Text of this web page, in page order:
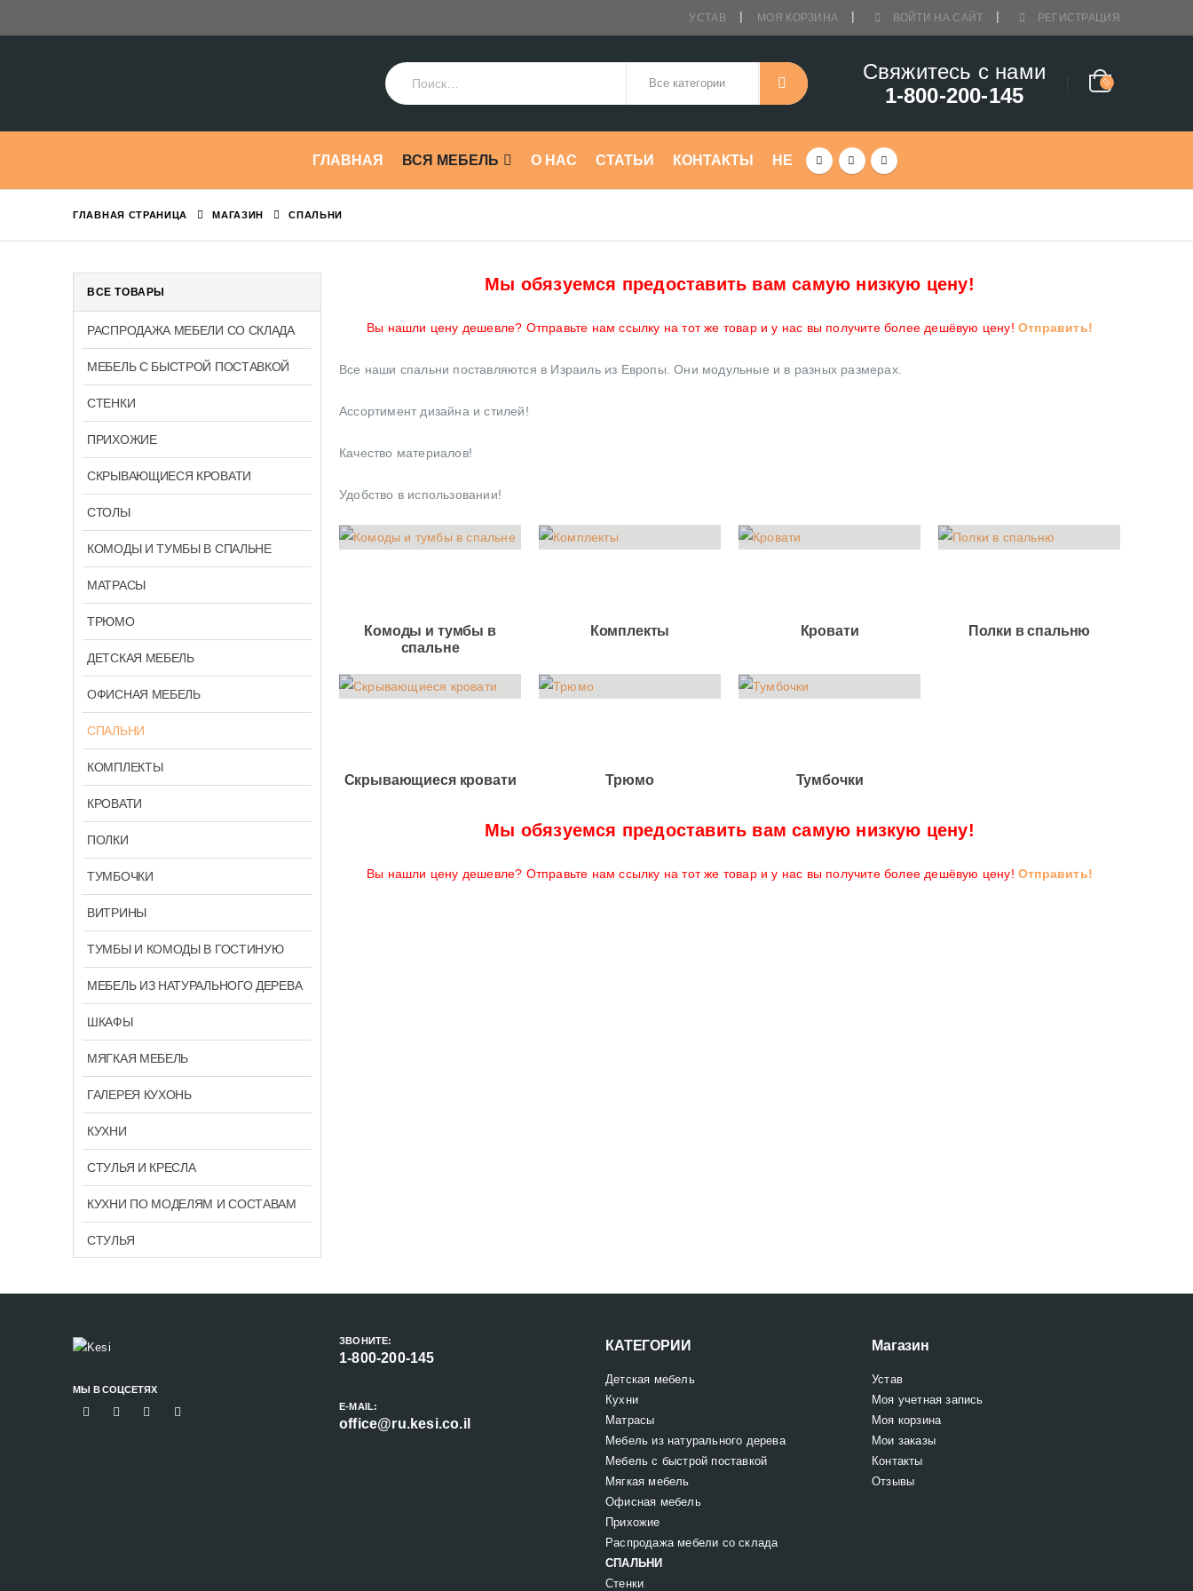
УСТАВ МОЯ КОРЗИНА ВОЙТИ НА САЙТ РЕГИСТРАЦИЯ
Свяжитесь с нами
1-800-200-145
ГЛАВНАЯ ВСЯ МЕБЕЛЬ О НАС СТАТЬИ КОНТАКТЫ HE
ГЛАВНАЯ СТРАНИЦА МАГАЗИН СПАЛЬНИ
Мы обязуемся предоставить вам самую низкую цену!
Вы нашли цену дешевле? Отправьте нам ссылку на тот же товар и у нас вы получите более дешёвую цену! Отправить!
Все наши спальни поставляются в Израиль из Европы. Они модульные и в разных размерах.
Ассортимент дизайна и стилей!
Качество материалов!
Удобство в использовании!
Комоды и тумбы в
спальне
Комплекты Кровати Полки в спальню
Скрывающиеся кровати Трюмо Тумбочки
Мы обязуемся предоставить вам самую низкую цену!
Вы нашли цену дешевле? Отправьте нам ссылку на тот же товар и у нас вы получите более дешёвую цену! Отправить!
ВСЕ ТОВАРЫ
РАСПРОДАЖА МЕБЕЛИ СО СКЛАДА
МЕБЕЛЬ С БЫСТРОЙ ПОСТАВКОЙ
СТЕНКИ
ПРИХОЖИЕ
СКРЫВАЮЩИЕСЯ КРОВАТИ
СТОЛЫ
КОМОДЫ И ТУМБЫ В СПАЛЬНЕ
МАТРАСЫ
ТРЮМО
ДЕТСКАЯ МЕБЕЛЬ
ОФИСНАЯ МЕБЕЛЬ
СПАЛЬНИ
КОМПЛЕКТЫ
КРОВАТИ
ПОЛКИ
ТУМБОЧКИ
ВИТРИНЫ
ТУМБЫ И КОМОДЫ В ГОСТИНУЮ
МЕБЕЛЬ ИЗ НАТУРАЛЬНОГО ДЕРЕВА
ШКАФЫ
МЯГКАЯ МЕБЕЛЬ
ГАЛЕРЕЯ КУХОНЬ
КУХНИ
СТУЛЬЯ И КРЕСЛА
КУХНИ ПО МОДЕЛЯМ И СОСТАВАМ
СТУЛЬЯ
МЫ В СОЦСЕТЯХ
ЗВОНИТЕ:
1-800-200-145
E-MAIL:
office@ru.kesi.co.il
КАТЕГОРИИ
Детская мебель
Кухни
Матрасы
Мебель из натурального дерева
Мебель с быстрой поставкой
Мягкая мебель
Офисная мебель
Прихожие
Распродажа мебели со склада
СПАЛЬНИ
Стенки
Магазин
Устав
Моя учетная запись
Моя корзина
Мои заказы
Контакты
Отзывы